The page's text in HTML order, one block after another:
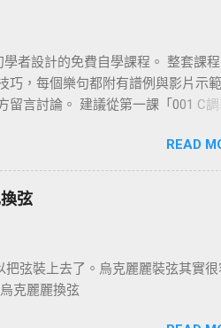
學者設計的免費自學課程。 整套課
巧，每個樂句都附有譜例與影片示
言討論。 建議從第一課「001 C調
READ
弦
弦裝上去了。烏克麗麗裝弦其實很
克麗麗換弦